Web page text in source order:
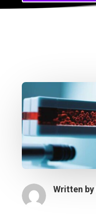
Written by